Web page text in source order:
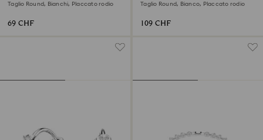
Taglio Round, Bianchi, Placcato rodio
69 CHF
Taglio Round, Bianco, Placcato rodio
109 CHF